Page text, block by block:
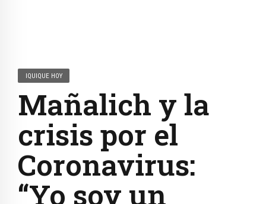
IQUIQUE HOY
Mañalich y la
crisis por el
Coronavirus:
“Yo soy un